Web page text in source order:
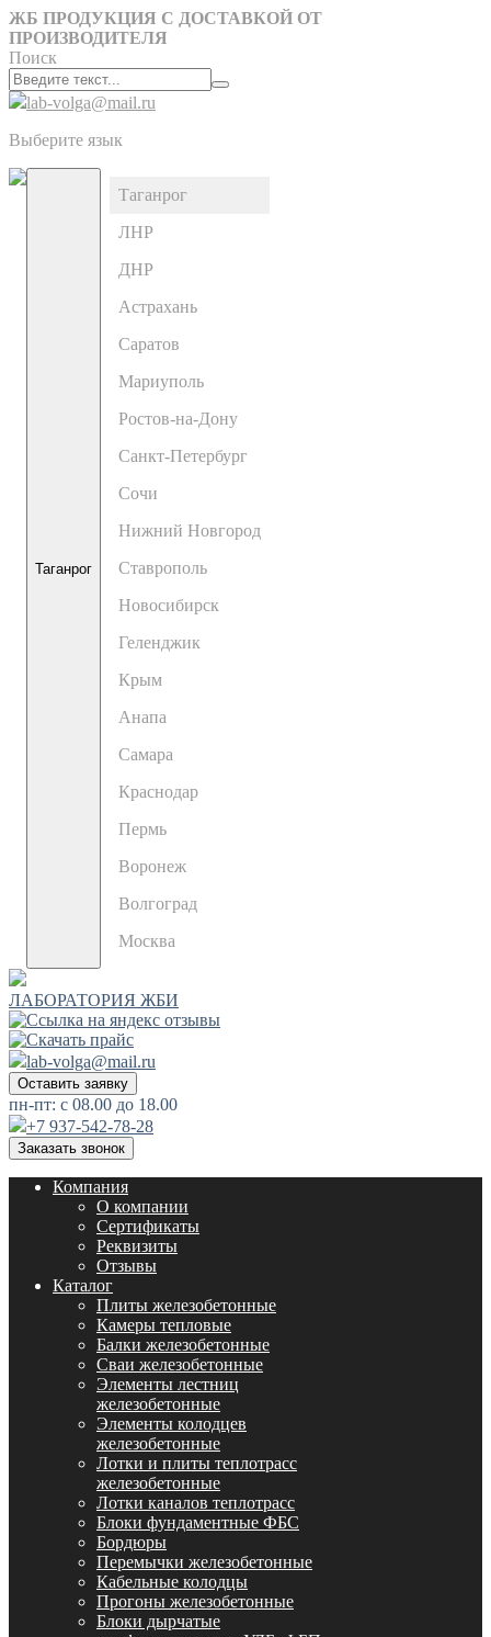
ЖБ ПРОДУКЦИЯ С ДОСТАВКОЙ ОТ
ПРОИЗВОДИТЕЛЯ
Поиск
lab-volga@mail.ru
Выберите язык
Таганрог
Таганрог
ЛНР
ДНР
Астрахань
Саратов
Мариуполь
Ростов-на-Дону
Санкт-Петербург
Сочи
Нижний Новгород
Ставрополь
Новосибирск
Геленджик
Крым
Анапа
Самара
Краснодар
Пермь
Воронеж
Волгоград
Москва
ЛАБОРАТОРИЯ ЖБИ
lab-volga@mail.ru
Оставить заявку
пн-пт: с 08.00 до 18.00
+7 937-542-78-28
Заказать звонок
Компания
О компании
Сертификаты
Реквизиты
Отзывы
Каталог
Плиты железобетонные
Камеры тепловые
Балки железобетонные
Сваи железобетонные
Элементы лестниц
железобетонные
Элементы колодцев
железобетонные
Лотки и плиты теплотрасс
железобетонные
Лотки каналов теплотрасс
Блоки фундаментные ФБС
Бордюры
Перемычки железобетонные
Кабельные колодцы
Прогоны железобетонные
Блоки дырчатые